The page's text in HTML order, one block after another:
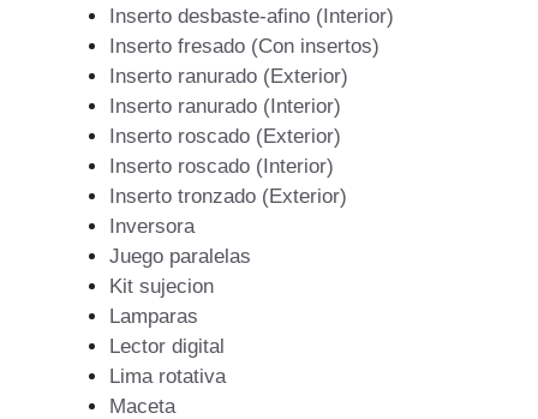
Inserto desbaste-afino (Interior)
Inserto fresado (Con insertos)
Inserto ranurado (Exterior)
Inserto ranurado (Interior)
Inserto roscado (Exterior)
Inserto roscado (Interior)
Inserto tronzado (Exterior)
Inversora
Juego paralelas
Kit sujecion
Lamparas
Lector digital
Lima rotativa
Maceta